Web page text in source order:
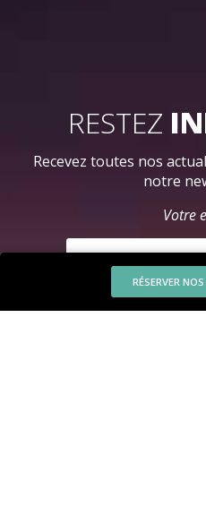
RÉSERVER
RESTEZ
Recevez toutes nos
notre
Votre